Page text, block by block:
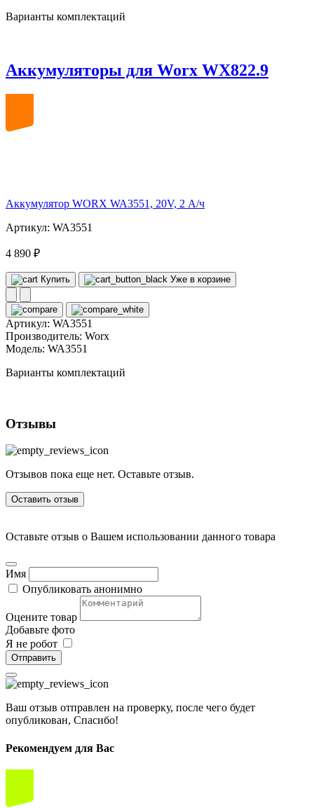
Варианты комплектаций
Аккумуляторы для Worx WX822.9
Аккумулятор WORX WA3551, 20V, 2 А/ч
Артикул: WA3551
4 890 ₽
Купить Уже в корзине
Артикул: WA3551
Производитель: Worx
Модель: WA3551
Варианты комплектаций
Отзывы
Отзывов пока еще нет. Оставьте отзыв.
Оставить отзыв
Оставьте отзыв о Вашем использовании данного товара
Имя
Опубликовать анонимно
Оцените товар
Добавьте фото
Я не робот
Отправить
Ваш отзыв отправлен на проверку, после чего будет
опубликован, Спасибо!
Рекомендуем для Вас